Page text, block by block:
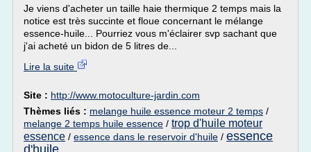
Je viens d'acheter un taille haie thermique 2 temps mais la
notice est très succinte et floue concernant le mélange
essence-huile... Pourriez vous m'éclairer svp sachant que
j'ai acheté un bidon de 5 litres de...
Lire la suite
Site : http://www.motoculture-jardin.com
Thèmes liés : melange huile essence moteur 2 temps /
melange 2 temps huile essence / trop d'huile moteur
essence / essence dans le reservoir d'huile / essence
d'huile